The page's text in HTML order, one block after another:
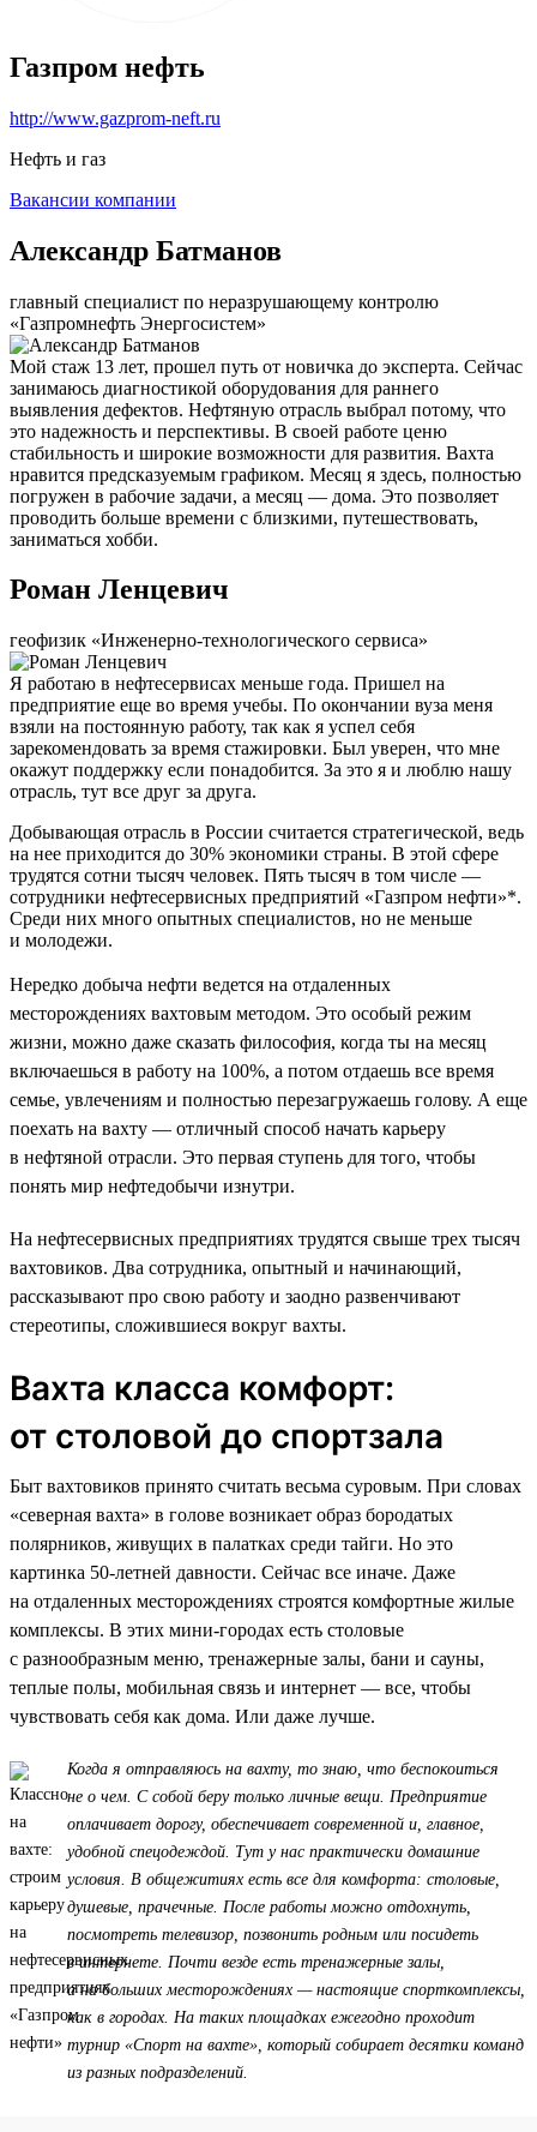
Газпром нефть
http://www.gazprom-neft.ru
Нефть и газ
Вакансии компании
Александр Батманов
главный специалист по неразрушающему контролю
«Газпромнефть Энергосистем»
Мой стаж 13 лет, прошел путь от новичка до эксперта. Сейчас
занимаюсь диагностикой оборудования для раннего
выявления дефектов. Нефтяную отрасль выбрал потому, что
это надежность и перспективы. В своей работе ценю
стабильность и широкие возможности для развития. Вахта
нравится предсказуемым графиком. Месяц я здесь, полностью
погружен в рабочие задачи, а месяц — дома. Это позволяет
проводить больше времени с близкими, путешествовать,
заниматься хобби.
Роман Ленцевич
геофизик «Инженерно-технологического сервиса»
Я работаю в нефтесервисах меньше года. Пришел на
предприятие еще во время учебы. По окончании вуза меня
взяли на постоянную работу, так как я успел себя
зарекомендовать за время стажировки. Был уверен, что мне
окажут поддержку если понадобится. За это я и люблю нашу
отрасль, тут все друг за друга.
Добывающая отрасль в России считается стратегической, ведь
на нее приходится до 30% экономики страны. В этой сфере
трудятся сотни тысяч человек. Пять тысяч в том числе —
сотрудники нефтесервисных предприятий «Газпром нефти»*.
Среди них много опытных специалистов, но не меньше
и молодежи.
Нередко добыча нефти ведется на отдаленных
месторождениях вахтовым методом. Это особый режим
жизни, можно даже сказать философия, когда ты на месяц
включаешься в работу на 100%, а потом отдаешь все время
семье, увлечениям и полностью перезагружаешь голову. А еще
поехать на вахту — отличный способ начать карьеру
в нефтяной отрасли. Это первая ступень для того, чтобы
понять мир нефтедобычи изнутри.
На нефтесервисных предприятиях трудятся свыше трех тысяч
вахтовиков. Два сотрудника, опытный и начинающий,
рассказывают про свою работу и заодно развенчивают
стереотипы, сложившиеся вокруг вахты.
Вахта класса комфорт:
от столовой до спортзала
Быт вахтовиков принято считать весьма суровым. При словах
«северная вахта» в голове возникает образ бородатых
полярников, живущих в палатках среди тайги. Но это
картинка 50-летней давности. Сейчас все иначе. Даже
на отдаленных месторождениях строятся комфортные жилые
комплексы. В этих мини-городах есть столовые
с разнообразным меню, тренажерные залы, бани и сауны,
теплые полы, мобильная связь и интернет — все, чтобы
чувствовать себя как дома. Или даже лучше.
Когда я отправляюсь на вахту, то знаю, что беспокоиться
не о чем. С собой беру только личные вещи. Предприятие
оплачивает дорогу, обеспечивает современной и, главное,
удобной спецодеждой. Тут у нас практически домашние
условия. В общежитиях есть все для комфорта: столовые,
душевые, прачечные. После работы можно отдохнуть,
посмотреть телевизор, позвонить родным или посидеть
в интернете. Почти везде есть тренажерные залы,
а на больших месторождениях — настоящие спорткомплексы,
как в городах. На таких площадках ежегодно проходит
турнир «Спорт на вахте», который собирает десятки команд
из разных подразделений.